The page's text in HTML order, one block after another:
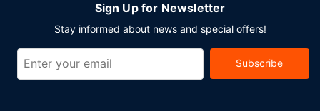
Sign Up for Newsletter
Stay informed about news and special offers!
Subscribe